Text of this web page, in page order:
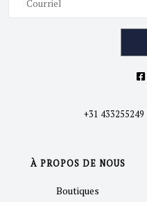
+31 433255249
À PROPOS DE NOUS
Boutiques